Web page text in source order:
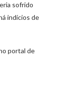
sofrido
indícios de
portal de